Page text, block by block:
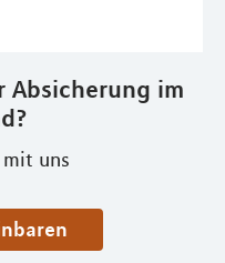
Absicherung im
mit uns